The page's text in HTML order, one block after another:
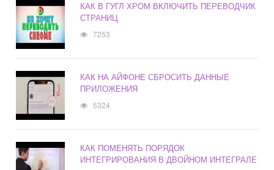
КАК В ГУГЛ ХРОМ ВКЛЮЧИТЬ ПЕРЕВОДЧИК
СТРАНИЦ
7253
КАК НА АЙФОНЕ СБРОСИТЬ ДАННЫЕ
ПРИЛОЖЕНИЯ
5324
КАК ПОМЕНЯТЬ ПОРЯДОК
ИНТЕГРИРОВАНИЯ В ДВОЙНОМ ИНТЕГРАЛЕ